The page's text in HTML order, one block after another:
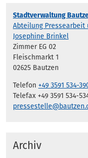
Stadtverwaltung
Abteilung
Josephine Brinkel
Zimmer EG 02
Fleischmarkt 1
02625 Bautzen
Telefon +49 3591 534-
Telefax +49 3591 534-
Archiv